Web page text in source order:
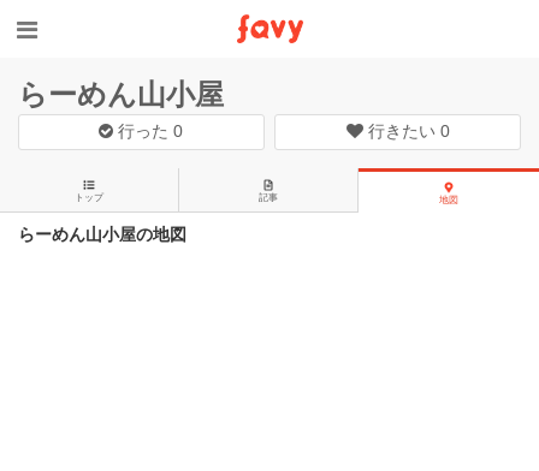
らーめん山小屋
行った0 行きたい 0
トップ 記事 地図
らーめん山小屋の地図